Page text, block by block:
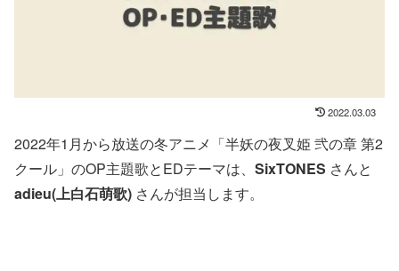
2022.03.03
2022年1月から放送の冬アニメ「半妖の夜叉姫 弐の章 第2
クール」のOP主題歌とEDテーマは、 SixTONES さんと
adieu(上白石萌歌) さんが担当します。